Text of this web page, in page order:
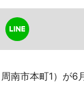
南市本町1）が6